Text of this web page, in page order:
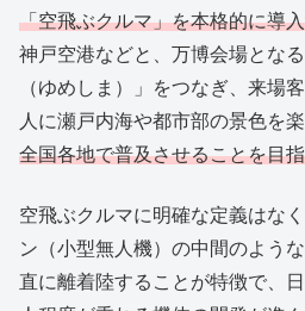
「空飛ぶクルマ」を本格的に導入
神戸空港などと、万博会場とな
（ゆめしま）」をつなぎ、来場
人に瀬戸内海や都市部の景色を
全国各地で普及させることを目
空飛ぶクルマに明確な定義はな
ン（小型無人機）の中間のよう
直に離着陸することが特徴で、